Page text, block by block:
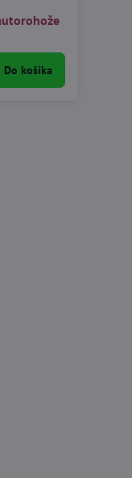
Do košíka